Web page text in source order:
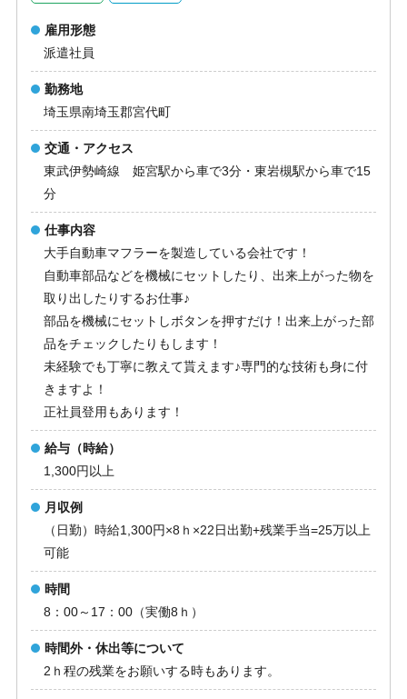
雇用形態
派遣社員
勤務地
埼玉県南埼玉郡宮代町
交通・アクセス
東武伊勢崎線 姫宮駅から車で3分・東岩槻駅から車で15
分
仕事内容
大手自動車マフラーを製造している会社です！
自動車部品などを機械にセットしたり、出来上がった物を
取り出したりするお仕事♪
部品を機械にセットしボタンを押すだけ！出来上がった部
品をチェックしたりもします！
未経験でも丁寧に教えて貰えます♪専門的な技術も身に付
きますよ！
正社員登用もあります！
給与（時給）
1,300円以上
月収例
（日勤）時給1,300円×8ｈ×22日出勤+残業手当=25万以上
可能
時間
8：00～17：00（実働8ｈ）
時間外・休出等について
2ｈ程の残業をお願いする時もあります。